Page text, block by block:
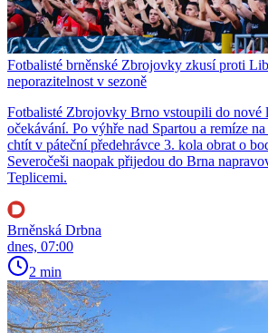
Fotbalisté brněnské Zbrojovky zkusí proti
neporazitelnost v sezoně
Fotbalisté Zbrojovky Brno vstoupili do nové
očekávání. Po výhře nad Spartou a remíze
chtít v páteční předehrávce 3. kola obrat o
Severočeši naopak přijedou do Brna
Teplicemi.
Brněnská Drbna
dnes, 07:00
2 min